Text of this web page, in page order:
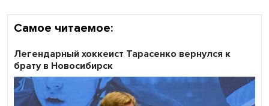
Самое читаемое:
Легендарный хоккеист Тарасенко вернулся к
брату в Новосибирск